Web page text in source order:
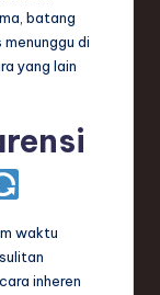
batang
di
yang lain
waktu
inheren